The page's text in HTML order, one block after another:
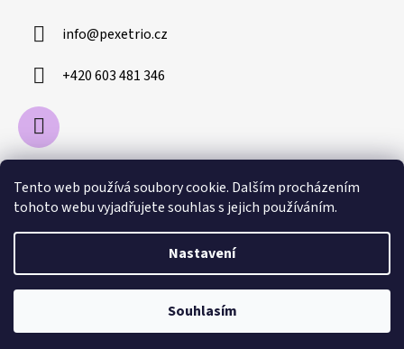
Tento web používá soubory cookie. Dalším procházením
tohoto webu vyjadřujete souhlas s jejich používáním.
Nastavení
Souhlasím
info@pexetrio.cz
+420 603 481 346
Pexetrio Betexa.cz
Vytvořil Shoptet
Pexetrio.cz. Všechna práva vyhrazena.
Upravit nastavení cookies